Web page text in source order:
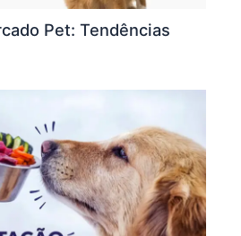
Pet: Tendências